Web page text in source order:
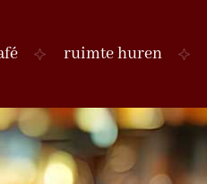
ruimte huren